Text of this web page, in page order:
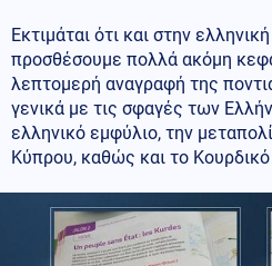
Εκτιμάται ότι και στην
προσθέσουμε πολλά ακόμη
λεπτομερή αναγραφή της
γενικά με τις σφαγές των
ελληνικό εμφύλιο, την
Κύπρου, καθώς και το